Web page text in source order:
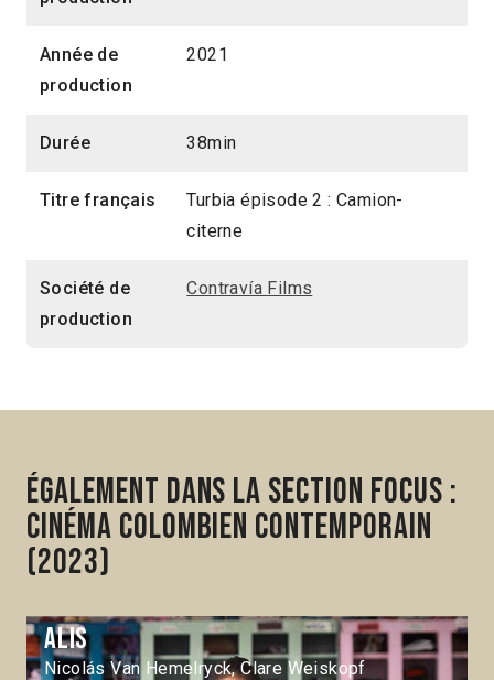
Année de
production
2021
Durée 38min
Titre français
Turbia épisode 2 : Camion-
citerne
Société de
production
Contravía Films
Également dans la section Focus :
Cinéma colombien contemporain
(2023)
Alis
Nicolás Van Hemelryck, Clare Weiskopf